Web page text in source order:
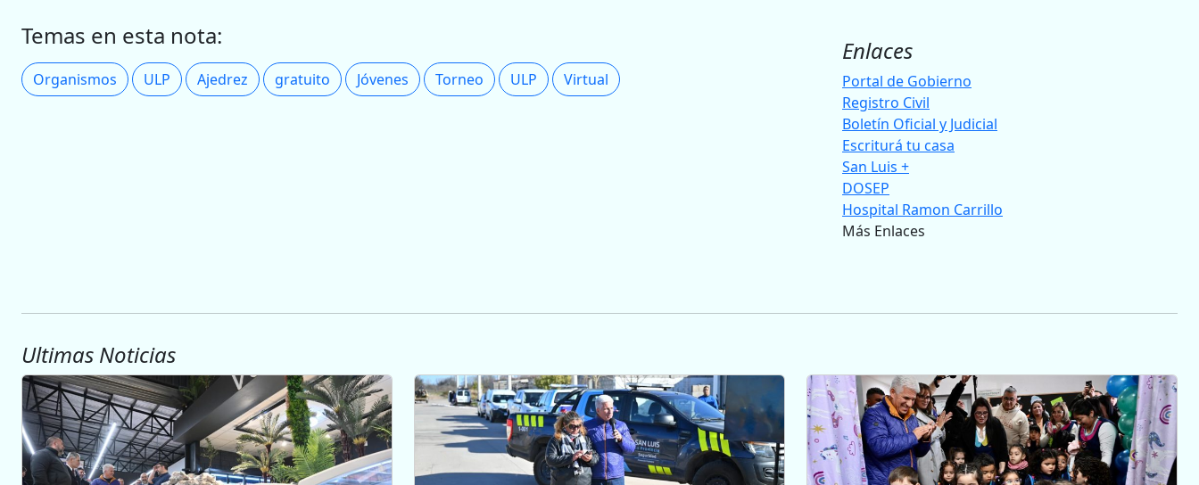
Temas en esta nota:
Organismos ULP Ajedrez gratuito Jóvenes Torneo ULP Virtual
Enlaces
Portal de Gobierno
Registro Civil
Boletín Oficial y Judicial
Escriturá tu casa
San Luis +
DOSEP
Hospital Ramon Carrillo
Más Enlaces
Ultimas Noticias